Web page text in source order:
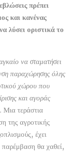
πρέπει
και κανένας
λύσει οριστικά το
να σταματήσει
παραχώρησης όλης
χώρου που
και αγοράς
Μια τεράστια
της αγροτικής
έχει
παρέμβαση θα χαθεί,